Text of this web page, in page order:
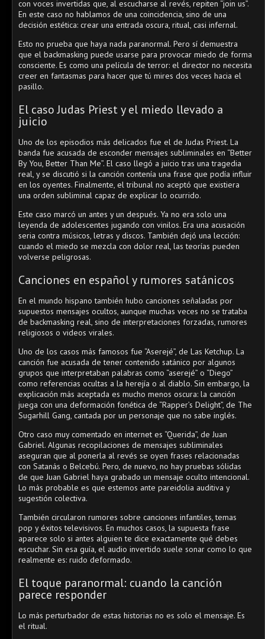
con voces invertidas que, al escucharse al revés, repiten “join us”.
En este caso no hablamos de una coincidencia, sino de una
decisión estética: crear una entrada oscura, ritual, casi infernal.
Esto no prueba que haya nada paranormal. Pero sí demuestra
que el backmasking puede usarse para provocar miedo de forma
consciente. Es como una película de terror: el director no necesita
creer en fantasmas para hacer que tú mires dos veces hacia el
pasillo.
El caso Judas Priest y el miedo llevado a
juicio
Uno de los episodios más delicados fue el de Judas Priest. La
banda fue acusada de esconder mensajes subliminales en “Better
By You, Better Than Me”. El caso llegó a juicio tras una tragedia
real, y se discutió si la canción contenía una frase que podía influir
en los oyentes. Finalmente, el tribunal no aceptó que existiera
una orden subliminal capaz de explicar lo ocurrido.
Este caso marcó un antes y un después. Ya no era solo una
leyenda de adolescentes jugando con vinilos. Era una acusación
seria contra músicos, letras y discos. También dejó una lección:
cuando el miedo se mezcla con dolor real, las teorías pueden
volverse peligrosas.
Canciones en español y rumores satánicos
En el mundo hispano también hubo canciones señaladas por
supuestos mensajes ocultos, aunque muchas veces no se trataba
de backmasking real, sino de interpretaciones forzadas, rumores
religiosos o videos virales.
Uno de los casos más famosos fue “Aserejé”, de Las Ketchup. La
canción fue acusada de tener contenido satánico por algunos
grupos que interpretaban palabras como “aserejé” o “Diego”
como referencias ocultas a la herejía o al diablo. Sin embargo, la
explicación más aceptada es mucho menos oscura: la canción
juega con una deformación fonética de “Rapper’s Delight”, de The
Sugarhill Gang, cantada por un personaje que no sabe inglés.
Otro caso muy comentado en internet es “Querida”, de Juan
Gabriel. Algunas recopilaciones de mensajes subliminales
aseguran que al ponerla al revés se oyen frases relacionadas
con Satanás o Belcebú. Pero, de nuevo, no hay pruebas sólidas
de que Juan Gabriel haya grabado un mensaje oculto intencional.
Lo más probable es que estemos ante pareidolia auditiva y
sugestión colectiva.
También circularon rumores sobre canciones infantiles, temas
pop y éxitos televisivos. En muchos casos, la supuesta frase
aparece solo si antes alguien te dice exactamente qué debes
escuchar. Sin esa guía, el audio invertido suele sonar como lo que
realmente es: ruido deformado.
El toque paranormal: cuando la canción
parece responder
Lo más perturbador de estas historias no es solo el mensaje. Es
el ritual.